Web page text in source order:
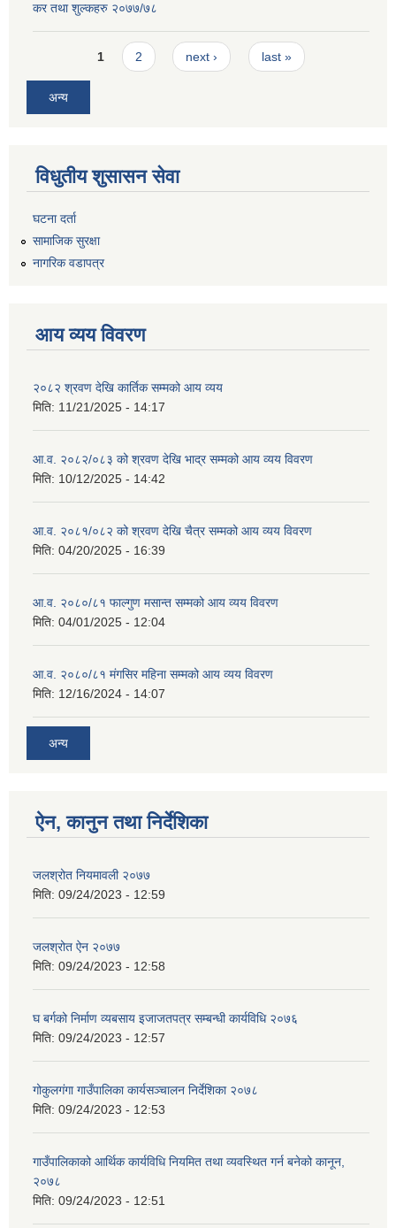
कर तथा शुल्कहरु २०७७/७८
Pages1 2 next › last »
अन्य
विधुतीय शुसासन सेवा
घटना दर्ता
सामाजिक सुरक्षा
नागरिक वडापत्र
आय व्यय विवरण
२०८२ श्रवण देखि कार्तिक सम्मको आय व्यय
मिति: 11/21/2025 - 14:17
आ.व. २०८२/०८३ को श्रवण देखि भाद्र सम्मको आय व्यय विवरण
मिति: 10/12/2025 - 14:42
आ.व. २०८१/०८२ को श्रवण देखि चैत्र सम्मको आय व्यय विवरण
मिति: 04/20/2025 - 16:39
आ.व. २०८०/८१ फाल्गुण मसान्त सम्मको आय व्यय विवरण
मिति: 04/01/2025 - 12:04
आ.व. २०८०/८१ मंगसिर महिना सम्मको आय व्यय विवरण
मिति: 12/16/2024 - 14:07
अन्य
ऐन, कानुन तथा निर्देशिका
जलश्रोत नियमावली २०७७
मिति: 09/24/2023 - 12:59
जलश्रोत ऐन २०७७
मिति: 09/24/2023 - 12:58
घ बर्गको निर्माण व्यबसाय इजाजतपत्र सम्बन्धी कार्यविधि २०७६
मिति: 09/24/2023 - 12:57
गोकुलगंगा गाउँपालिका कार्यसञ्चालन निर्देशिका २०७८
मिति: 09/24/2023 - 12:53
गाउँपालिकाको आर्थिक कार्यविधि नियमित तथा व्यवस्थित गर्न बनेको कानून,
२०७८
मिति: 09/24/2023 - 12:51